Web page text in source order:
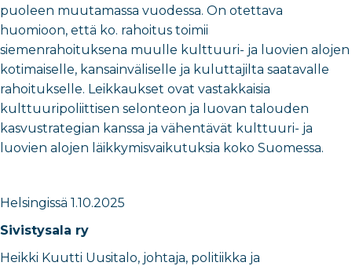
puoleen muutamassa vuodessa. On otettava
huomioon, että ko. rahoitus toimii
siemenrahoituksena muulle kulttuuri- ja luovien alojen
kotimaiselle, kansainväliselle ja kuluttajilta saatavalle
rahoitukselle. Leikkaukset ovat vastakkaisia
kulttuuripoliittisen selonteon ja luovan talouden
kasvustrategian kanssa ja vähentävät kulttuuri- ja
luovien alojen läikkymisvaikutuksia koko Suomessa.
Helsingissä 1.10.2025
Sivistysala ry
Heikki Kuutti Uusitalo, johtaja, politiikka ja